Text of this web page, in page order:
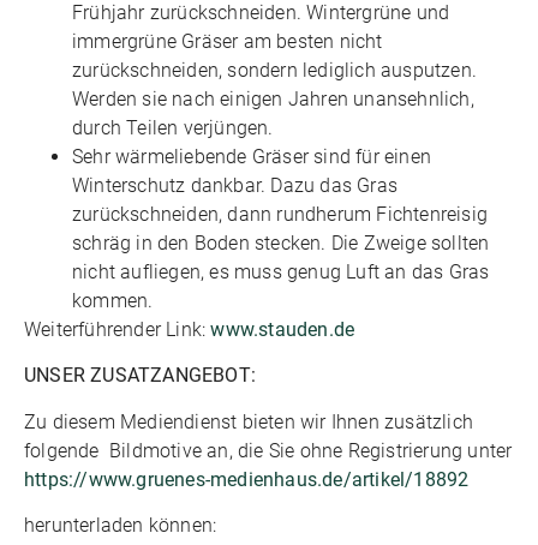
Frühjahr zurückschneiden. Wintergrüne und
immergrüne Gräser am besten nicht
zurückschneiden, sondern lediglich ausputzen.
Werden sie nach einigen Jahren unansehnlich,
durch Teilen verjüngen.
Sehr wärmeliebende Gräser sind für einen
Winterschutz dankbar. Dazu das Gras
zurückschneiden, dann rundherum Fichtenreisig
schräg in den Boden stecken. Die Zweige sollten
nicht aufliegen, es muss genug Luft an das Gras
kommen.
Weiterführender Link:www.stauden.de
UNSER ZUSATZANGEBOT:
Zu diesem Mediendienst bieten wir Ihnen zusätzlich
folgende Bildmotive an, die Sie ohne Registrierung unter
https://www.gruenes-medienhaus.de/artikel/18892
herunterladen können: